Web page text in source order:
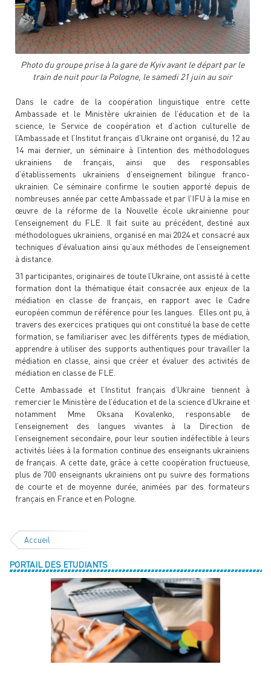
Photo du groupe prise à la gare de Kyiv avant le départ par le
train de nuit pour la Pologne, le samedi 21 juin au soir
Dans le cadre de la coopération linguistique entre cette
Ambassade et le Ministère ukrainien de l’éducation et de la
science, le Service de coopération et d’action culturelle de
l’Ambassade et l’Institut français d’Ukraine ont organisé, du 12 au
14 mai dernier, un séminaire à l’intention des méthodologues
ukrainiens de français, ainsi que des responsables
d’établissements ukrainiens d’enseignement bilingue franco-
ukrainien. Ce séminaire confirme le soutien apporté depuis de
nombreuses année par cette Ambassade et par l’IFU à la mise en
œuvre de la réforme de la Nouvelle école ukrainienne pour
l’enseignement du FLE. Il fait suite au précédent, destiné aux
méthodologues ukrainiens, organisé en mai 2024 et consacré aux
techniques d’évaluation ainsi qu’aux méthodes de l’enseignement
à distance.
31 participantes, originaires de toute l’Ukraine, ont assisté à cette
formation dont la thématique était consacrée aux enjeux de la
médiation en classe de français, en rapport avec le Cadre
européen commun de référence pour les langues. Elles ont pu, à
travers des exercices pratiques qui ont constitué la base de cette
formation, se familiariser avec les différents types de médiation,
apprendre à utiliser des supports authentiques pour travailler la
médiation en classe, ainsi que créer et évaluer des activités de
médiation en classe de FLE.
Cette Ambassade et l’Institut français d’Ukraine tiennent à
remercier le Ministère de l’éducation et de la science d’Ukraine et
notamment Mme Oksana Kovalenko, responsable de
l’enseignement des langues vivantes à la Direction de
l’enseignement secondaire, pour leur soutien indéfectible à leurs
activités liées à la formation continue des enseignants ukrainiens
de français. A cette date, grâce à cette coopération fructueuse,
plus de 700 enseignants ukrainiens ont pu suivre des formations
de courte et de moyenne durée, animées par des formateurs
français en France et en Pologne.
Accueil
PORTAIL DES ETUDIANTS